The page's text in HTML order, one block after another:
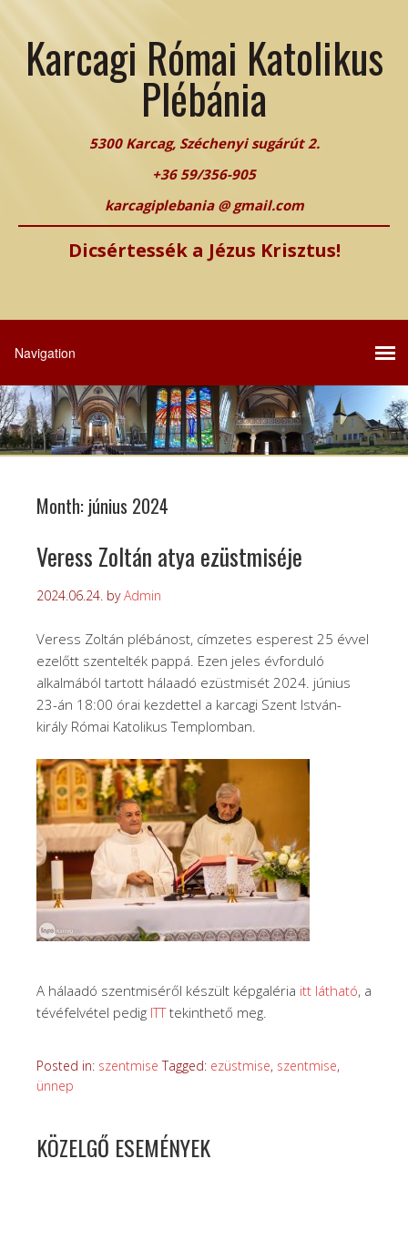
Karcagi Római Katolikus
Plébánia
5300 Karcag, Széchenyi sugárút 2.
+36 59/356-905
karcagiplebania @ gmail.com
Dicsértessék a Jézus Krisztus!
Month: június 2024
Veress Zoltán atya ezüstmiséje
2024.06.24. byAdmin
Veress Zoltán plébánost, címzetes esperest 25 évvel
ezelőtt szentelték pappá. Ezen jeles évforduló
alkalmából tartott hálaadó ezüstmisét 2024. június
23-án 18:00 órai kezdettel a karcagi Szent István-
király Római Katolikus Templomban.
A hálaadó szentmiséről készült képgaléria itt látható, a
tévéfelvétel pedig ITTtekinthető meg.
Posted in: szentmise Tagged: ezüstmise, szentmise,
ünnep
KÖZELGŐ ESEMÉNYEK